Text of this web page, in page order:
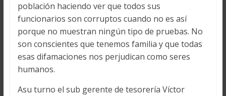
población haciendo ver que todos sus
funcionarios son corruptos cuando no es así
porque no muestran ningún tipo de pruebas. No
son conscientes que tenemos familia y que todas
esas difamaciones nos perjudican como seres
humanos.
Asu turno el sub gerente de tesorería Víctor